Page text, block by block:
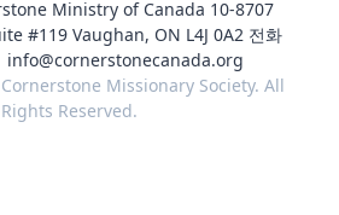
Ministry of Canada 10-8707
#119 Vaughan, ON L4J 0A2 전화
info@cornerstonecanada.org
Missionary Society. All
Rights Reserved.